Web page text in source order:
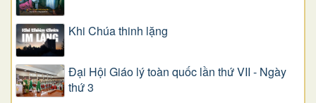
Khi Chúa thinh lặng
Đại Hội Giáo lý toàn quốc lần thứ VII - Ngày
thứ 3